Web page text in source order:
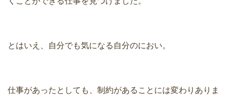
とはいえ、自分でも気になる自分のにおい。
仕事があったとしても、制約があることには変わりありま